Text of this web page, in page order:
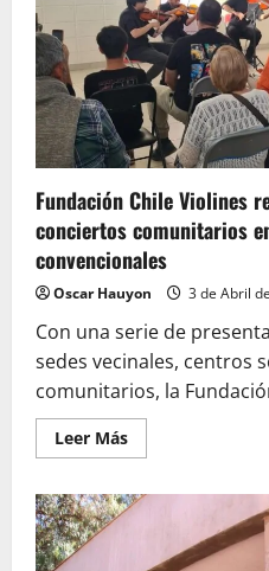
en
la
minería:
SernamEG
y
CORMINCO
firman
histórico
convenio
Fundación Chile Violines
conciertos comunitarios
convencionales
Oscar Hauyon 3 de Abril
Con una serie de
sedes vecinales, centros
comunitarios, la
Leer MásLeer
más
Fundación
refuerza